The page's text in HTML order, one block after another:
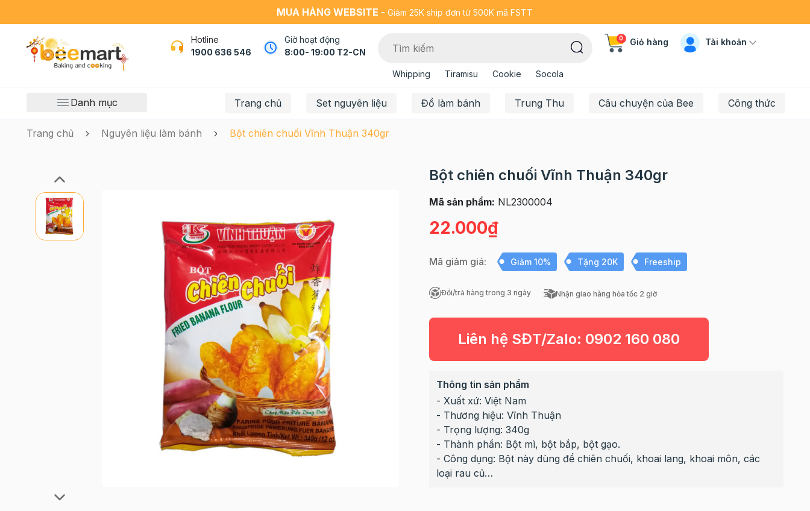
MUA HÀNG WEBSITE - Giảm 25K ship đơn từ 500K mã FSTT
Hotline
1900 636 546
Giờ hoạt động
8:00- 19:00 T2-CN
Whipping Tiramisu Cookie Socola
0 Giỏ hàng Tài khoản
Danh mục Trang chủ Set nguyên liệu Đồ làm bánh Trung Thu Câu chuyện của Bee Công thức
Trang chủ Nguyên liệu làm bánh Bột chiên chuối Vĩnh Thuận 340gr
Bột chiên chuối Vĩnh Thuận 340gr
Mã sản phẩm: NL2300004
22.000₫
Mã giảm giá: Giảm 10% Tặng 20K Freeship
Đổi/trả hàng trong 3 ngày Nhận giao hàng hỏa tốc 2 giờ
Liên hệ SĐT/Zalo: 0902 160 080
Thông tin sản phẩm
- Xuất xứ: Việt Nam
- Thương hiệu: Vĩnh Thuận
- Trọng lượng: 340g
- Thành phần: Bột mì, bột bắp, bột gạo.
- Công dụng: Bột này dùng để chiên chuối, khoai lang, khoai môn, các
loại rau củ…